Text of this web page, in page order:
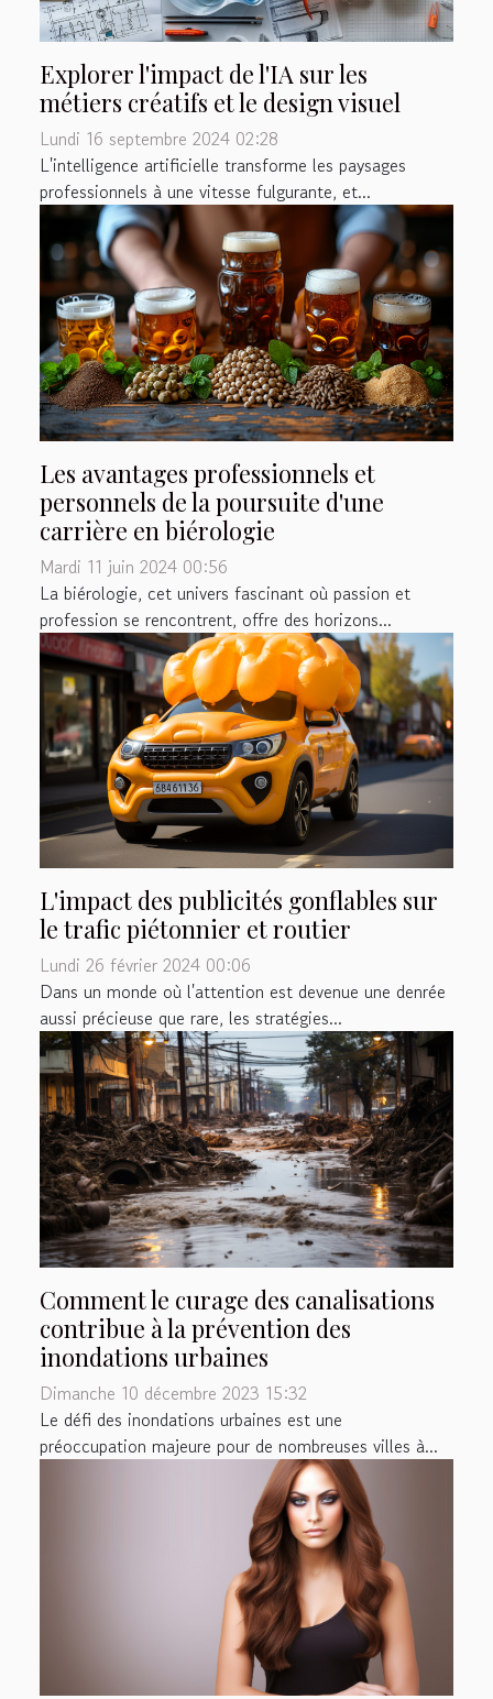
Explorer l'impact de l'IA sur les
métiers créatifs et le design visuel
Lundi 16 septembre 2024 02:28
L'intelligence artificielle transforme les paysages
professionnels à une vitesse fulgurante, et...
Les avantages professionnels et
personnels de la poursuite d'une
carrière en biérologie
Mardi 11 juin 2024 00:56
La biérologie, cet univers fascinant où passion et
profession se rencontrent, offre des horizons...
L'impact des publicités gonflables sur
le trafic piétonnier et routier
Lundi 26 février 2024 00:06
Dans un monde où l'attention est devenue une denrée
aussi précieuse que rare, les stratégies...
Comment le curage des canalisations
contribue à la prévention des
inondations urbaines
Dimanche 10 décembre 2023 15:32
Le défi des inondations urbaines est une
préoccupation majeure pour de nombreuses villes à...